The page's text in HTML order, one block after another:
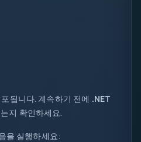
됩니다. 계속하기 전에 .NET
지 확인하세요.
을 실행하세요: